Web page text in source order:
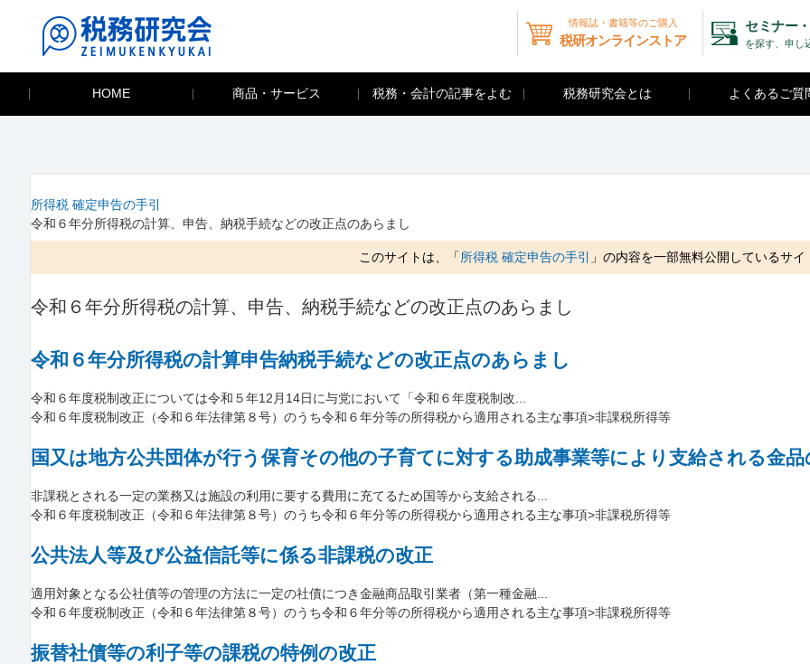
情報誌・書籍等のご購入
税研オンラインストア
セミナー
を探す、申し
HOME 商品・サービス 税務・会計の記事をよむ 税務研究会とは よくあるご質
所得税 確定申告の手引
令和６年分所得税の計算、申告、納税手続などの改正点のあらまし
このサイトは、「所得税 確定申告の手引 」の内容を一部無料公開しているサイ
令和６年分所得税の計算、申告、納税手続などの改正点のあらまし
令和６年分所得税の計算申告納税手続などの改正点のあらまし
令和６年度税制改正については令和５年12月14日に与党において「令和６年度税制改...
令和６年度税制改正（令和６年法律第８号）のうち令和６年分等の所得税から適用される主な事項>非課税所得等
国又は地方公共団体が行う保育その他の子育てに対する助成事業等により支給される金
非課税とされる一定の業務又は施設の利用に要する費用に充てるため国等から支給される...
令和６年度税制改正（令和６年法律第８号）のうち令和６年分等の所得税から適用される主な事項>非課税所得等
公共法人等及び公益信託等に係る非課税の改正
適用対象となる公社債等の管理の方法に一定の社債につき金融商品取引業者（第一種金融...
令和６年度税制改正（令和６年法律第８号）のうち令和６年分等の所得税から適用される主な事項>非課税所得等
振替社債等の利子等の課税の特例の改正